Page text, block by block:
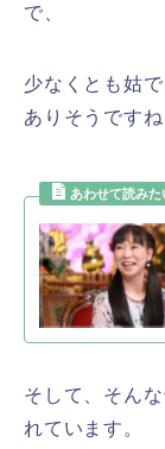
で、
少なくとも姑
ありそうですね
そして、そん
れています。